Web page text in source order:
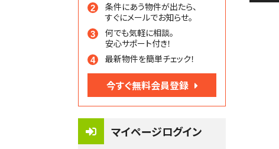
条件にあう物件が出たら、
すぐにメールでお知らせ。
何でも気軽に相談。
安心サポート付き！
最新物件を簡単チェック！
今すぐ無料会員登録
マイページログイン